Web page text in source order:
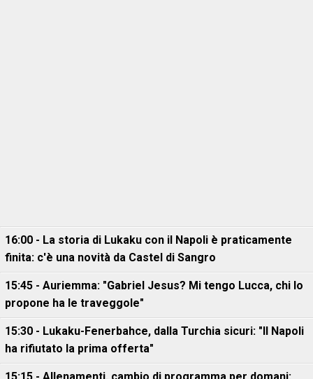
16:00 - La storia di Lukaku con il Napoli è praticamente
finita: c'è una novità da Castel di Sangro
15:45 - Auriemma: "Gabriel Jesus? Mi tengo Lucca, chi lo
propone ha le traveggole"
15:30 - Lukaku-Fenerbahce, dalla Turchia sicuri: "Il Napoli
ha rifiutato la prima offerta"